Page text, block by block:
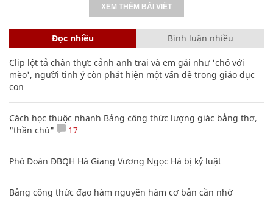
XEM THÊM BÀI VIẾT
Đọc nhiều Bình luận nhiều
Clip lột tả chân thực cảnh anh trai và em gái như 'chó với
mèo', người tinh ý còn phát hiện một vấn đề trong giáo dục
con
Cách học thuộc nhanh Bảng công thức lượng giác bằng thơ,
"thần chú"
17
Phó Đoàn ĐBQH Hà Giang Vương Ngọc Hà bị kỷ luật
Bảng công thức đạo hàm nguyên hàm cơ bản cần nhớ